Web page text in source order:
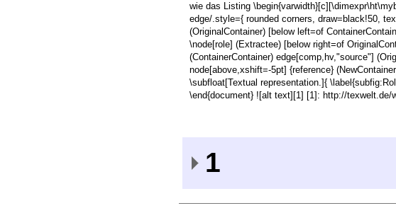
wie das Listing
edge/.style={ rounded corners, draw=black!50,
(OriginalContainer) [below left=of
\node[role] (Extractee) [below right=of
(ContainerContainer) edge[comp,hv,"source"]
node[above,xshift=-5pt] {reference}
\subfloat[Textual representation.]{
\end{document} ![alt text][1] [1]: http://texwelt.de/
1